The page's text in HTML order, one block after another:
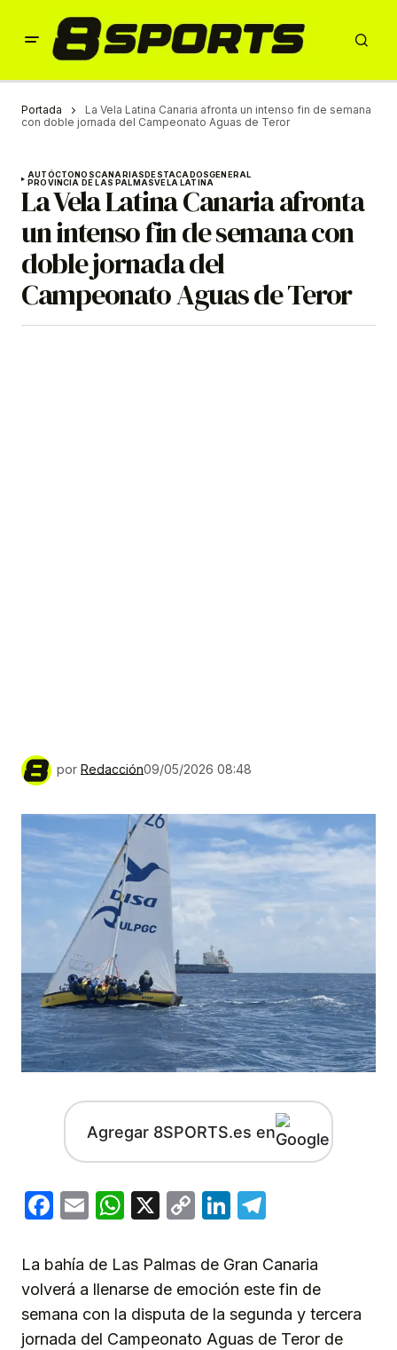
Portada
La Vela Latina Canaria afronta un intenso fin de semana
con doble jornada del Campeonato Aguas de Teror
AUTÓCTONOSCANARIASDESTACADOSGENERAL
PROVINCIA DE LAS PALMASVELA LATINA
La Vela Latina Canaria afronta
un intenso fin de semana con
doble jornada del
Campeonato Aguas de Teror
por Redacción09/05/2026 08:48
Agregar 8SPORTS.es en
Facebook
EmailWhatsApp
X
CopyLinkedIn
La bahía de Las Palmas de Gran Canaria
volverá a llenarse de emoción este fin de
semana con la disputa de la segunda y tercera
jornada del Campeonato Aguas de Teror de